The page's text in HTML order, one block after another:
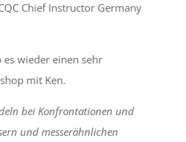
Chief Instructor Germany
wieder einen sehr
mit Ken.
bei Konfrontationen und
und messerähnlichen